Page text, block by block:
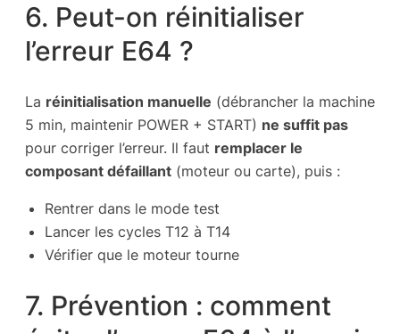
6. Peut-on réinitialiser
l’erreur E64 ?
La réinitialisation manuelle (débrancher la machine
5 min, maintenir POWER + START) ne suffit pas
pour corriger l’erreur. Il faut remplacer le
composant défaillant (moteur ou carte), puis :
Rentrer dans le mode test
Lancer les cycles T12 à T14
Vérifier que le moteur tourne
7. Prévention : comment